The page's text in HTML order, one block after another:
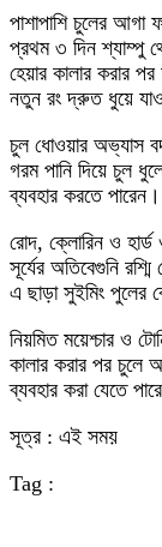
পাশাপাশি চুলের আগা
প্রথম ৩ দিন শ্যাম্পু
হেয়ার কালার করার
নতুন রং দ্রুত ধুয়ে
চুল ধোওয়ার অভ্যাস
গরম পানি দিয়ে চুল
ব্যবহার করতে
রোদ, ক্লোরিন ও হার্ড
সূর্যের অতিবেগুনি
এ ছাড়া সুইমিং পুলের
নিয়মিত ময়েশ্চার ও
কালার করার পর চুলে
ব্যবহার করা যেতে
সূত্র : এই সময়
Tag :